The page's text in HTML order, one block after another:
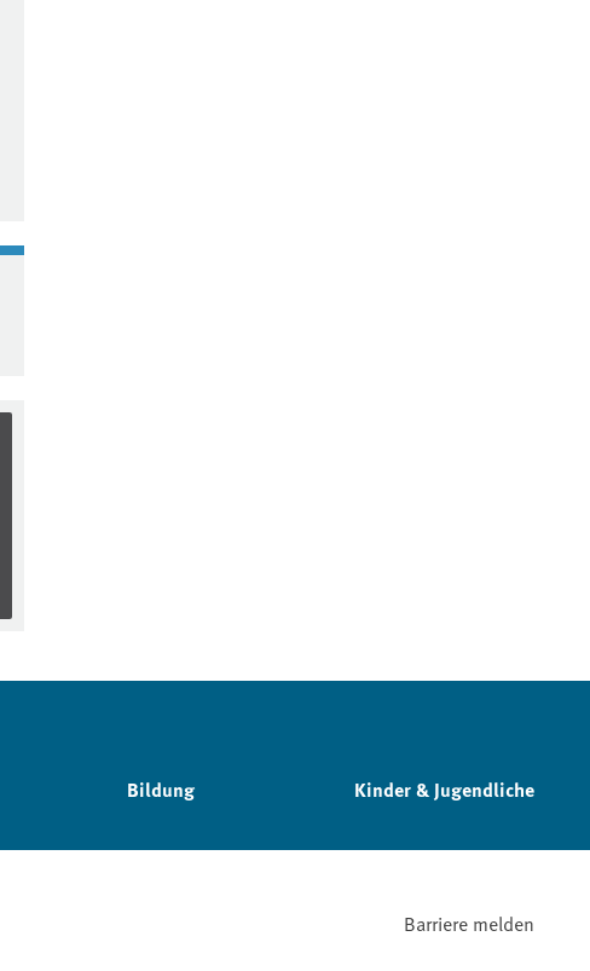
Bildung Kinder & Jugendliche
Barriere melden